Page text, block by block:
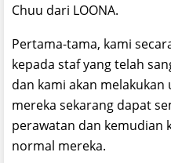
Chuu dari LOONA.
Pertama-tama, kami
kepada staf yang telah
dan kami akan
mereka sekarang dapat
perawatan dan kemudian
normal mereka.